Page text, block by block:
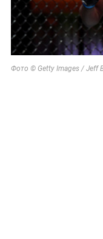
Фото © Getty Images / Jeff